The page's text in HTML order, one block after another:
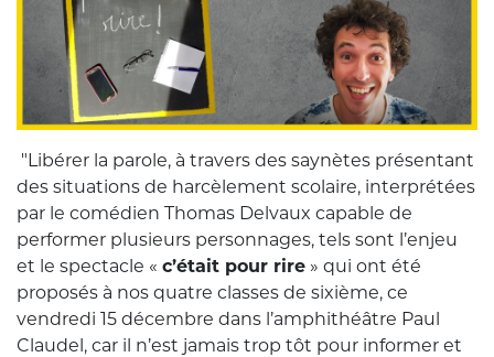
"Libérer la parole, à travers des saynètes présentant
des situations de harcèlement scolaire, interprétées
par le comédien Thomas Delvaux capable de
performer plusieurs personnages, tels sont l’enjeu
et le spectacle « c’était pour rire » qui ont été
proposés à nos quatre classes de sixième, ce
vendredi 15 décembre dans l’amphithéâtre Paul
Claudel, car il n’est jamais trop tôt pour informer et